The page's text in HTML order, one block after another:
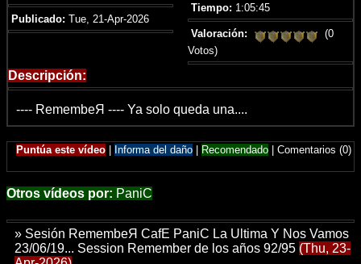
Publicado: Tue, 21-Apr-2026
Tiempo: 1:05:45
Valoración:
(0
Votos)
Descripción:
---- RemembeЯ ---- Ya solo queda una....
Puntúa este vídeo Informa del daño Recomendado Comentarios (0)
Otros vídeos por: PaniC
» Sesión RemembeЯ CafE PaniC La Ultima Y Nos Vamos
23/06/19... Session Remember de los años 92/95 (Thu, 23-